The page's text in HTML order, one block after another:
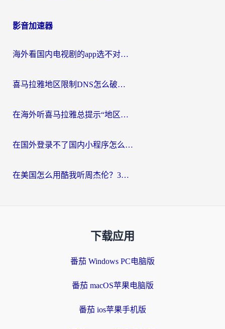
影音加速器
海外看国内电视剧的app选不对？这份回国加速器避坑指南帮你流畅追剧
喜马拉雅地区限制DNS怎么破？海外党听国内音乐听书的终极解决方案
在海外听喜马拉雅总提示“地区限制”？3步轻松解除+听国内音乐全攻略
在国外登录不了国内小程序怎么办？选对回国加速器，轻松解锁国内资源
在美国怎么用酷我听周杰伦？3步搞定海外听歌难题
下载应用
番茄 Windows PC电脑版
番茄 macOS苹果电脑版
番茄 ios苹果手机版